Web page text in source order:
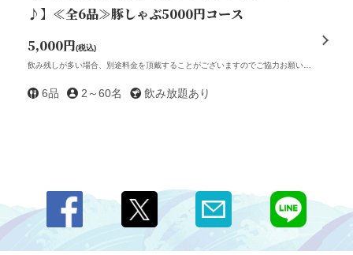
♪】≪全6品≫豚しゃぶ5000円コース
5,000円(税込)
6品 2～60名 飲み放題あり
コース | 蔵処 樽-kuradokoroTARU-
広島県東広島市西条栄町-7-48